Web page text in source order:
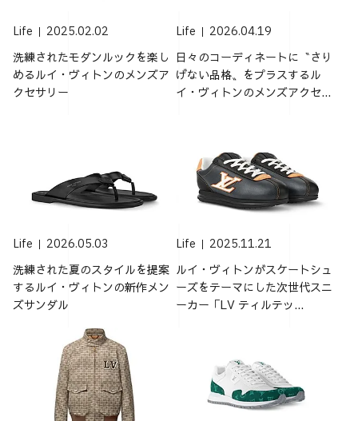
Life 2025.02.02
洗練されたモダンルックを楽し
めるルイ・ヴィトンのメンズア
クセサリー
Life 2026.04.19
日々のコーディネートに〝さり
げない品格〟をプラスするル
イ・ヴィトンのメンズアクセ...
Life 2026.05.03
洗練された夏のスタイルを提案
するルイ・ヴィトンの新作メン
ズサンダル
Life 2025.11.21
ルイ・ヴィトンがスケートシュ
ーズをテーマにした次世代スニ
ーカー「LV ティルテッ...